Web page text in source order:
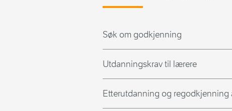
Søk om godkjenning
Utdanningskrav til lærere
Etterutdanning og